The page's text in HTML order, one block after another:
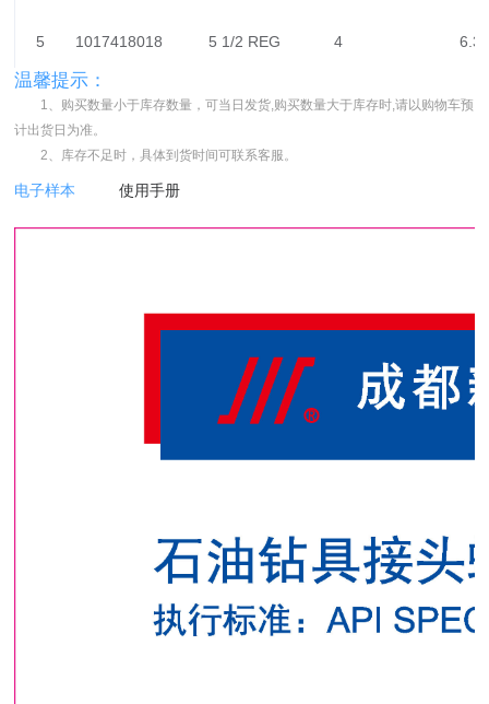
5 1017418018 5 1/2 REG 4
温馨提示：
1、购买数量小于库存数量，可当日发货,购买数量大于库存时,请以购物车预
计出货日为准。
2、库存不足时，具体到货时间可联系客服。
电子样本 使用手册